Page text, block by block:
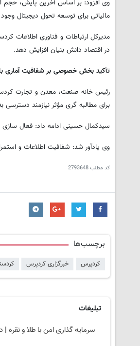
مالیاتی برای توسعه تحول دیجیتال وجود
مدیرکل ارتباطات و فناوری اطلاعات
در اقتصاد دانش بنیان افزایش دهد.
تأکید بخش خصوصی بر شفافیت آماری
رئیس خانه صنعت، معدن و تجارت
برای مطالبه گری مؤثر نیازمند دسترسی
سیدکمال حسینی ادامه داد: فعال سازی
وی یادآور شد: شفافیت اطلاعات و
کد مطلب2793648
برچسب‌ها
کردپرس خبرگزاری کردپرس
تبلیغات
سرمایه گذاری امن با طلا و نقره |